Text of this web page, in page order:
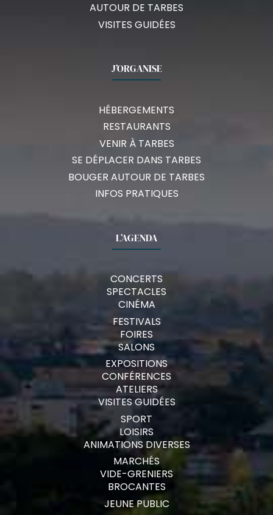
AUTOUR DE TARBES
VISITES GUIDÉES
J’ORGANISE
HÉBERGEMENTS
RESTAURANTS
VENIR À TARBES
SE DÉPLACER DANS TARBES
BOUGER AUTOUR DE TARBES
INFOS PRATIQUES
L’AGENDA
CONCERTS
SPECTACLES
CINÉMA
FESTIVALS
FOIRES
SALONS
EXPOSITIONS
CONFÉRENCES
ATELIERS
VISITES GUIDÉES
SPORT
LOISIRS
ANIMATIONS DIVERSES
MARCHÉS
VIDE-GRENIERS
BROCANTES
JEUNE PUBLIC